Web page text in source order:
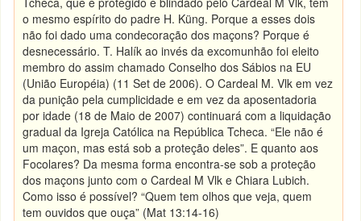
o mesmo espírito do padre H. Küng. Porque a esses dois
não foi dado uma condecoração dos maçons? Porque é
desnecessário. T. Halík ao invés da excomunhão foi eleito
membro do assim chamado Conselho dos Sábios na EU
(União Européia) (11 Set de 2006). O Cardeal M. Vlk em vez
da punição pela cumplicidade e em vez da aposentadoria
por idade (18 de Maio de 2007) continuará com a liquidação
gradual da Igreja Católica na República Tcheca. “Ele não é
um maçon, mas está sob a proteção deles”. E quanto aos
Focolares? Da mesma forma encontra-se sob a proteção
dos maçons junto com o Cardeal M Vlk e Chiara Lubich.
Como isso é possível? “Quem tem olhos que veja, quem
tem ouvidos que ouça” (Mat 13:14-16)